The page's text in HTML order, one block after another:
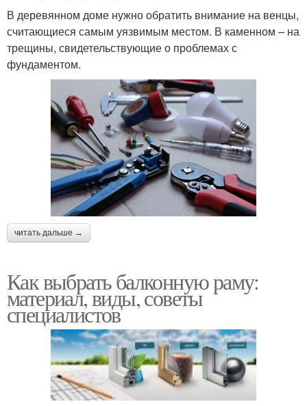
В деревянном доме нужно обратить внимание на венцы,
считающиеся самым уязвимым местом. В каменном – на
трещины, свидетельствующие о проблемах с
фундаментом.
читать дальше →
Как выбрать балконную раму:
материал, виды, советы
специалистов